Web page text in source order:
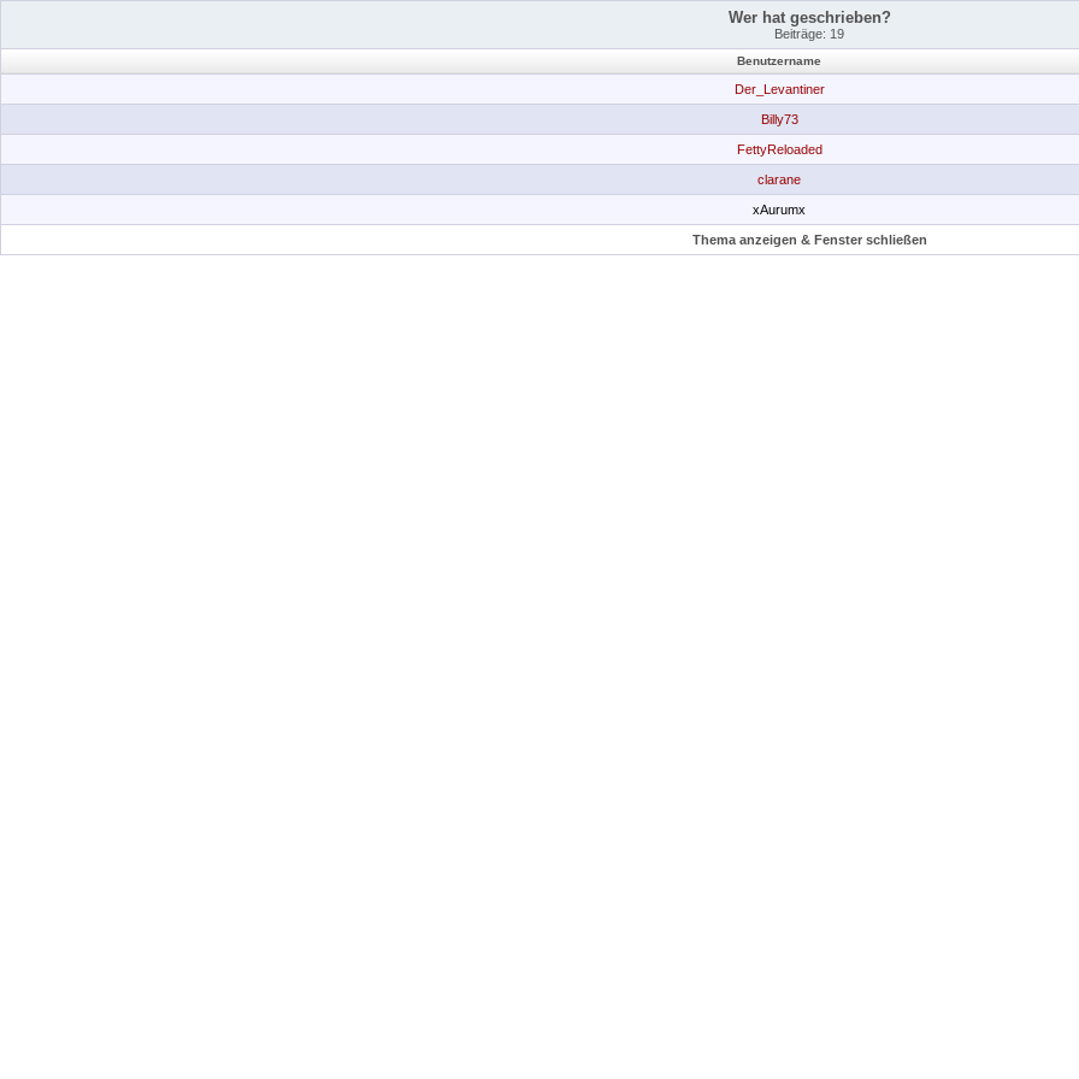
Wer hat geschrieben?
Beiträge: 19
Benutzername
Der_Levantiner
Billy73
FettyReloaded
clarane
xAurumx
Thema anzeigen & Fenster schließen